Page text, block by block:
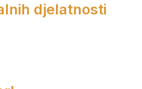
djelatnosti